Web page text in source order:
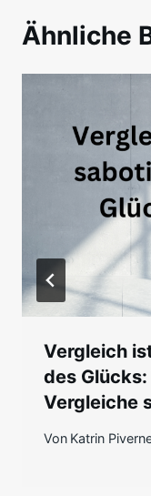
Ähnliche
Vergleich
des
Vergleiche
Von Katrin